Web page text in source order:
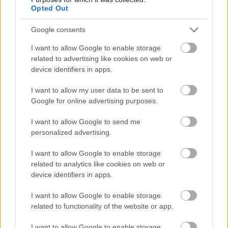
Opted Out
Google consents
I want to allow Google to enable storage
related to advertising like cookies on web or
device identifiers in apps.
I want to allow my user data to be sent to
Google for online advertising purposes.
I want to allow Google to send me
personalized advertising.
I want to allow Google to enable storage
related to analytics like cookies on web or
device identifiers in apps.
I want to allow Google to enable storage
related to functionality of the website or app.
Najnovšie príspevky
Re: Takto sa rieši málo úložného miesta. V tomto byte
My napríklad labky utierame hneď pri dverách a doma pred dvere